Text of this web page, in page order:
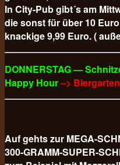
In City-Pub gibt´s am
die sonst für über 10
knackige 9,99 Euro. (
DONNERSTAG —
Happy Hour–>
Auf gehts zur MEGA-
300-GRAMM-SUPER-